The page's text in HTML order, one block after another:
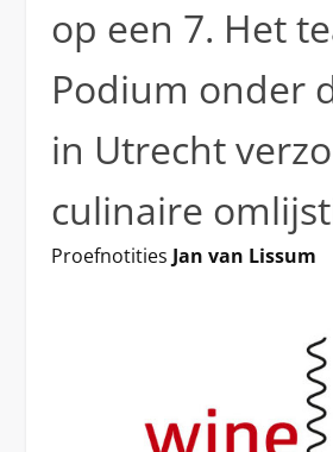
op een 7. Het
Podium onder
in Utrecht
culinaire
Proefnotities Jan van Lissum